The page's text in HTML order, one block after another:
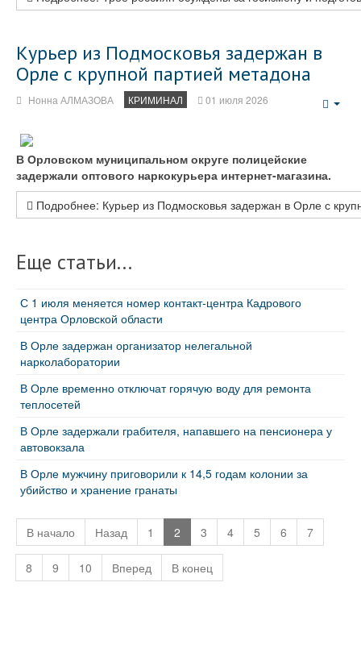
Курьер из Подмосковья задержан в
Орле с крупной партией метадона
Нонна АЛМАЗОВА КРИМИНАЛ 01 июля 2026
В Орловском муниципальном округе полицейские
задержали оптового наркокурьера интернет‑магазина.
Подробнее: Курьер из Подмосковья задержан в Орле с
Еще статьи...
С 1 июля меняется номер контакт‑центра Кадрового
центра Орловской области
В Орле задержан организатор нелегальной
нарколаборатории
В Орле временно отключат горячую воду для ремонта
теплосетей
В Орле задержали грабителя, напавшего на пенсионера у
автовокзала
В Орле мужчину приговорили к 14,5 годам колонии за
убийство и хранение гранаты
В начало Назад 1 2 3 4 5 6 7
8 9 10 Вперед В конец